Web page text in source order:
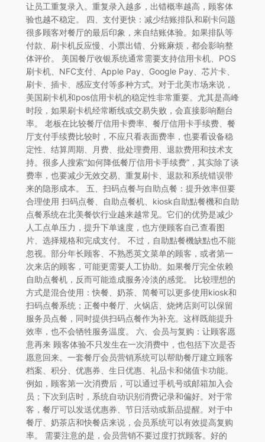
让员工重复录入。重复录入越多，出错概率越高，顾客体
验也越不稳定。 四、支付更快：减少结账排队和刷卡问题
很多顾客对餐厅的最后印象，来自结账体验。如果排队等
付款、刷卡机反应慢、小票出错、分账麻烦，都会影响整
体评价。 美国餐厅收银系统通常需要支持信用卡机、POS
刷卡机、NFC支付、Apple Pay、Google Pay、芯片卡、
刷卡、插卡、感应支付等多种方式。对于北美市场来说，
美国刷卡机和pos信用卡机的稳定性非常重要。尤其是高峰
时段，如果刷卡机经常断线或交易失败，会直接影响翻台
率。 老板在比较餐厅信用卡费率、餐厅信用卡手续费、餐
厅支付手续费比较时，不应只看表面费率，也要看设备稳
定性、结算周期、月费、批处理费用、退款费用和技术支
持。很多人搜索“如何降低餐厅信用卡手续费”，其实除了谈
费率，也要减少无效交易、重复刷卡、退款和系统错误带
来的隐形成本。 五、扫码点餐与自助点餐：提升效率但要
合理使用 扫码点餐、自助点餐机、kiosk自助點餐機和自助
点餐系统在北美餐饮行业越来越常见。它们的优势是减少
人工点单压力，提升下单速度，也方便顾客自己查看图
片、选择规格和完成支付。 不过，自助點餐機缺點也不能
忽视。部分年长顾客、不熟悉英文菜单的顾客，或者第一
次来店的顾客，可能更需要人工协助。如果餐厅完全依赖
自助点餐机，反而可能造成服务冷淡的感觉。 比较理想的
方式是混合使用：快餐、奶茶、简餐可以更多使用kiosk和
扫码点餐系统；正餐中餐厅、火锅店、烧烤店则可以保留
服务员点餐，同时提供扫码点餐作为补充。这样既能提升
效率，也不会牺牲服务温度。 六、会员与复购：让顾客愿
意再来 顾客体验不只发生在一次消费中，也包括下次是否
愿意回来。一套餐厅会员营销系统可以帮助餐厅建立顾客
档案、积分、优惠券、生日优惠、礼品卡和储值卡功能。
例如，顾客第一次消费后，可以通过手机号或邮箱加入会
员；下次到店时，系统自动识别消费记录和偏好。对于常
客，餐厅可以发送优惠券、节日活动或新品提醒。对于中
餐厅、奶茶店和快餐店来说，会员系统可以有效提高复购
率。 需要注意的是，会员营销不要过度打扰顾客。好的